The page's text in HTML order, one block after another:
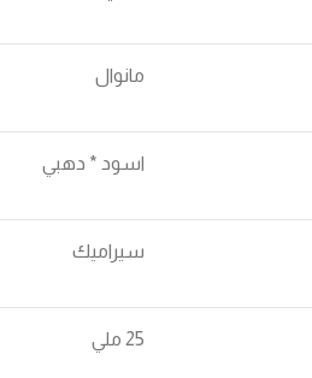
مانوال
اسود * دهبي
سيراميك
25 ملي